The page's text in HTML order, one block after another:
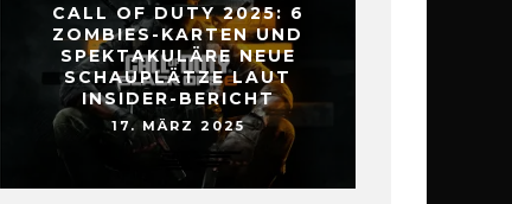
CALL OF DUTY 2025: 6
ZOMBIES-KARTEN UND
SPEKTAKULÄRE NEUE
SCHAUPLÄTZE LAUT
INSIDER-BERICHT
17. MÄRZ 2025